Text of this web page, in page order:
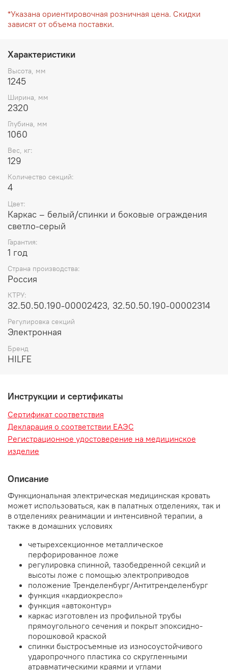
*Указана ориентировочная розничная цена. Скидки
зависят от объема поставки.
Характеристики
Высота, мм
1245
Ширина, мм
2320
Глубина, мм
1060
Вес, кг:
129
Количество секций:
4
Цвет:
Каркас – белый/спинки и боковые ограждения
светло-серый
Гарантия:
1 год
Страна производства:
Россия
КТРУ:
32.50.50.190-00002423, 32.50.50.190-00002314
Регулировка секций
Электронная
Бренд
HILFE
Инструкции и сертификаты
Сертификат соответствия
Декларация о соответствии ЕАЭС
Регистрационное удостоверение на медицинское
изделие
Описание
Функциональная электрическая медицинская кровать
может использоваться, как в палатных отделениях, так и
в отделениях реанимации и интенсивной терапии, а
также в домашних условиях
четырехсекционное металлическое
перфорированное ложе
регулировка спинной, тазобедренной секций и
высоты ложе с помощью электроприводов
положение Тренделенбург/Антитренделенбург
функция «кардиокресло»
функция «автоконтур»
каркас изготовлен из профильной трубы
прямоугольного сечения и покрыт эпоксидно-
порошковой краской
спинки быстросъемные из износоустойчивого
ударопрочного пластика со скругленными
атравматическими краями и углами